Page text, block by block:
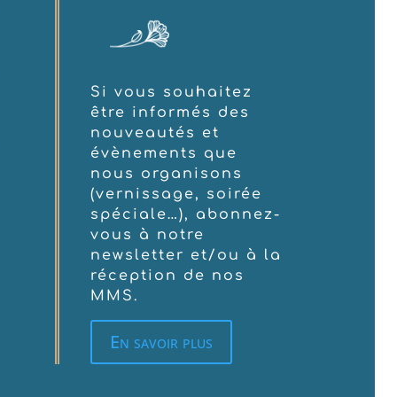
Si vous souhaitez
être informés des
nouveautés et
évènements que
nous organisons
(vernissage, soirée
spéciale…), abonnez-
vous à notre
newsletter et/ou à la
réception de nos
MMS.
En savoir plus